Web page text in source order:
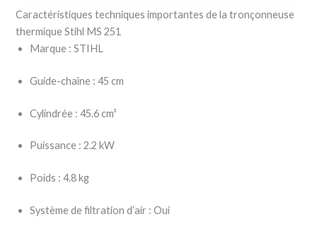
Caractéristiques techniques importantes de la tronçonneuse
thermique Stihl MS 251
Marque : STIHL
Guide-chaîne : 45 cm
Cylindrée : 45.6 cm³
Puissance : 2.2 kW
Poids : 4.8 kg
Système de filtration d’air : Oui